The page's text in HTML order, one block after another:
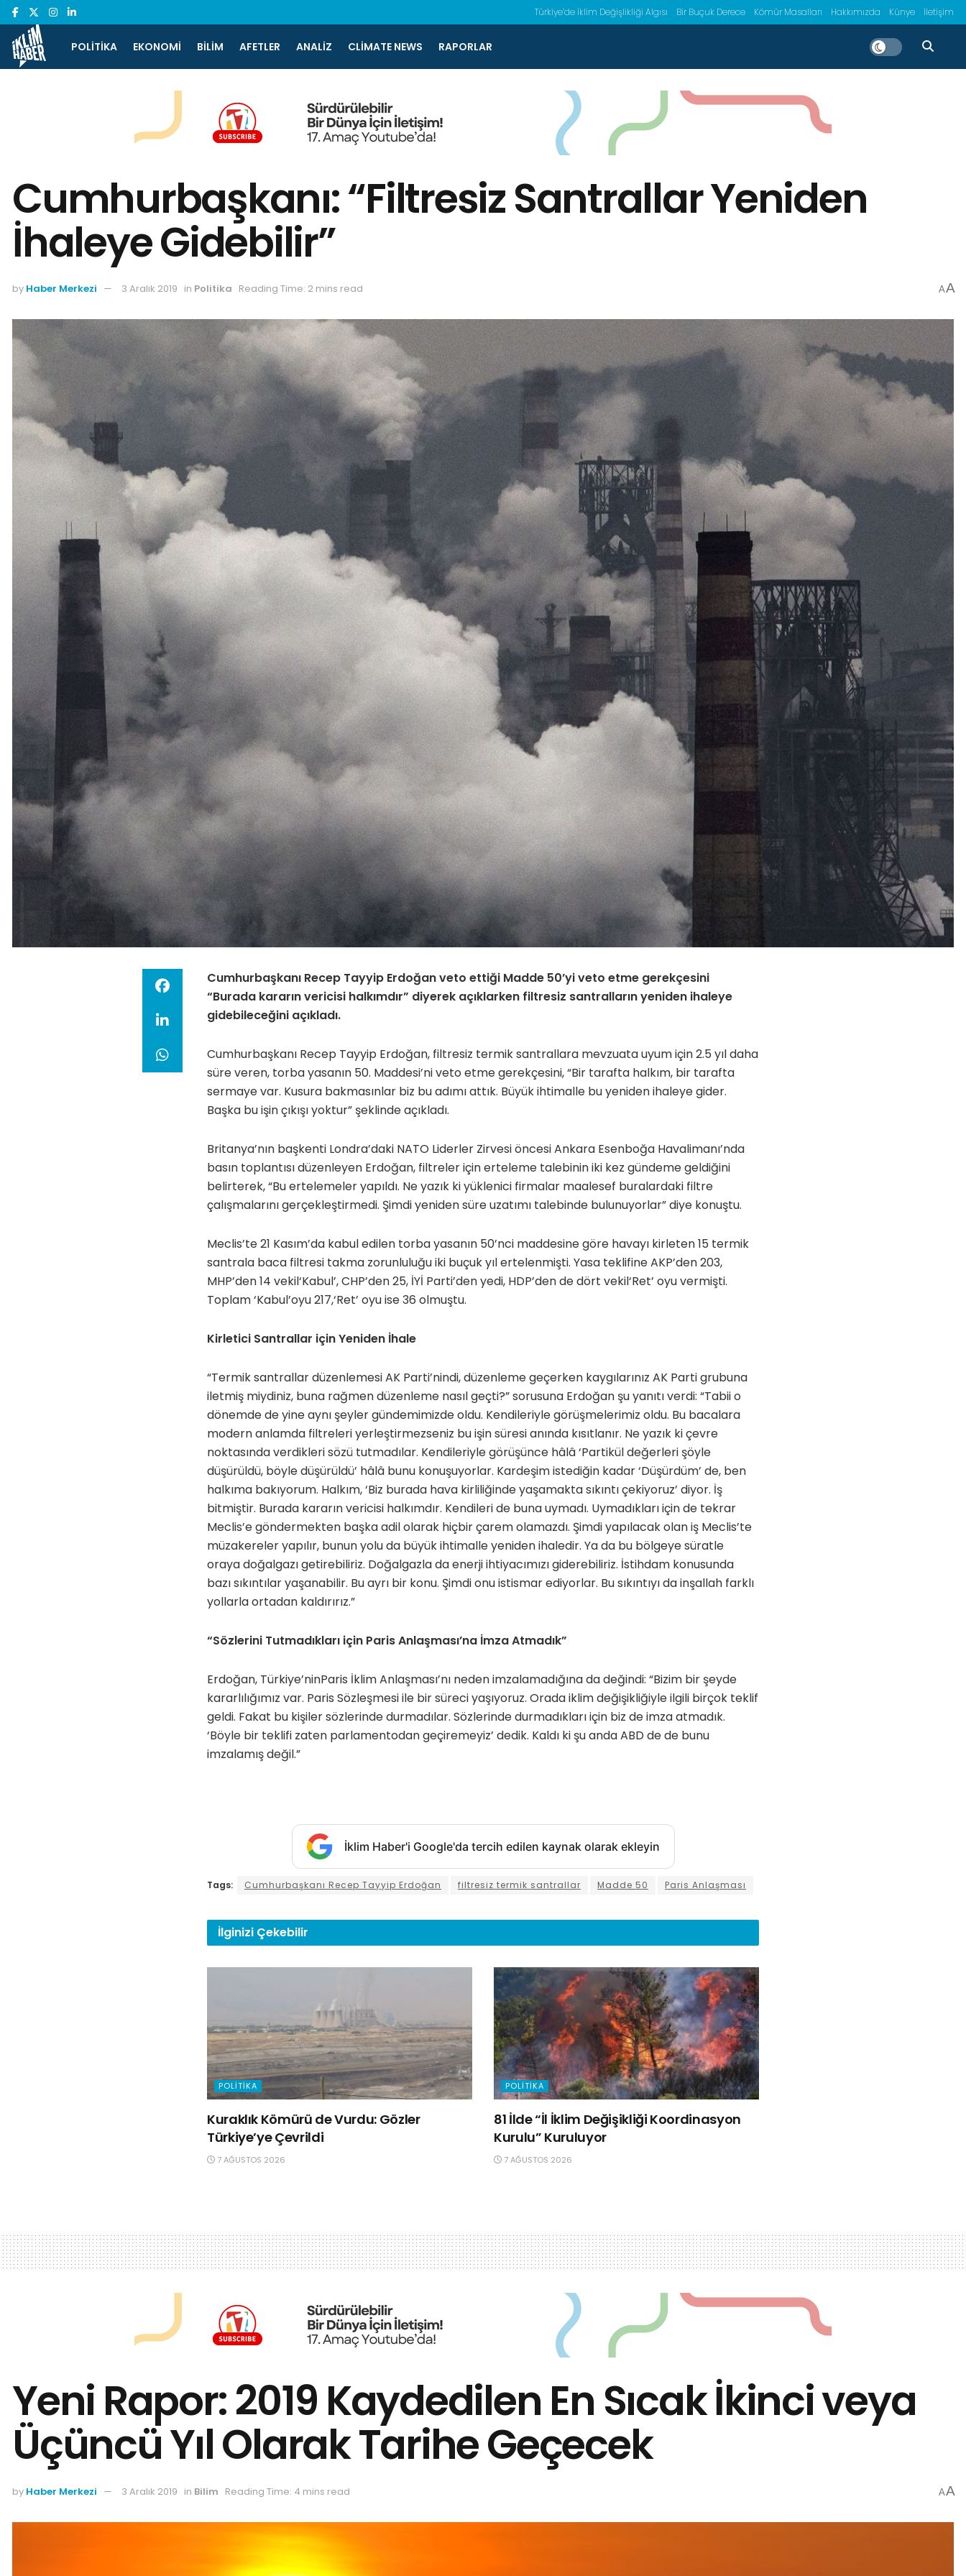
Türkiye’de İklim Değişlikliği Algısı Bir Buçuk Derece Kömür Masalları Hakkımızda Künye İletişim
POLITIKA EKONOMI BILIM AFETLER ANALIZ CLIMATE NEWS RAPORLAR
Cumhurbaşkanı: “Filtresiz Santrallar Yeniden
İhaleye Gidebilir”
by Haber Merkezi 3 Aralık 2019 in Politika Reading Time: 2 mins read AA
Cumhurbaşkanı Recep Tayyip Erdoğan veto ettiği Madde 50’yi veto etme gerekçesini
“Burada kararın vericisi halkımdır” diyerek açıklarken filtresiz santralların yeniden ihaleye
gidebileceğini açıkladı.
Cumhurbaşkanı Recep Tayyip Erdoğan, filtresiz termik santrallara mevzuata uyum için 2.5 yıl daha
süre veren, torba yasanın 50. Maddesi’ni veto etme gerekçesini, “Bir tarafta halkım, bir tarafta
sermaye var. Kusura bakmasınlar biz bu adımı attık. Büyük ihtimalle bu yeniden ihaleye gider.
Başka bu işin çıkışı yoktur” şeklinde açıkladı.
Britanya’nın başkenti Londra’daki NATO Liderler Zirvesi öncesi Ankara Esenboğa Havalimanı’nda
basın toplantısı düzenleyen Erdoğan, filtreler için erteleme talebinin iki kez gündeme geldiğini
belirterek, “Bu ertelemeler yapıldı. Ne yazık ki yüklenici firmalar maalesef buralardaki filtre
çalışmalarını gerçekleştirmedi. Şimdi yeniden süre uzatımı talebinde bulunuyorlar” diye konuştu.
Meclis’te 21 Kasım’da kabul edilen torba yasanın 50’nci maddesine göre havayı kirleten 15 termik
santrala baca filtresi takma zorunluluğu iki buçuk yıl ertelenmişti. Yasa teklifine AKP’den 203,
MHP’den 14 vekil‘Kabul’, CHP’den 25, İYİ Parti’den yedi, HDP’den de dört vekil‘Ret’ oyu vermişti.
Toplam ‘Kabul’oyu 217,‘Ret’ oyu ise 36 olmuştu.
Kirletici Santrallar için Yeniden İhale
“Termik santrallar düzenlemesi AK Parti’nindi, düzenleme geçerken kaygılarınız AK Parti grubuna
iletmiş miydiniz, buna rağmen düzenleme nasıl geçti?” sorusuna Erdoğan şu yanıtı verdi: “Tabii o
dönemde de yine aynı şeyler gündemimizde oldu. Kendileriyle görüşmelerimiz oldu. Bu bacalara
modern anlamda filtreleri yerleştirmezseniz bu işin süresi anında kısıtlanır. Ne yazık ki çevre
noktasında verdikleri sözü tutmadılar. Kendileriyle görüşünce hâlâ ‘Partikül değerleri şöyle
düşürüldü, böyle düşürüldü’ hâlâ bunu konuşuyorlar. Kardeşim istediğin kadar ‘Düşürdüm’ de, ben
halkıma bakıyorum. Halkım, ‘Biz burada hava kirliliğinde yaşamakta sıkıntı çekiyoruz’ diyor. İş
bitmiştir. Burada kararın vericisi halkımdır. Kendileri de buna uymadı. Uymadıkları için de tekrar
Meclis’e göndermekten başka adil olarak hiçbir çarem olamazdı. Şimdi yapılacak olan iş Meclis’te
müzakereler yapılır, bunun yolu da büyük ihtimalle yeniden ihaledir. Ya da bu bölgeye süratle
oraya doğalgazı getirebiliriz. Doğalgazla da enerji ihtiyacımızı giderebiliriz. İstihdam konusunda
bazı sıkıntılar yaşanabilir. Bu ayrı bir konu. Şimdi onu istismar ediyorlar. Bu sıkıntıyı da inşallah farklı
yollarla ortadan kaldırırız.”
“Sözlerini Tutmadıkları için Paris Anlaşması’na İmza Atmadık”
Erdoğan, Türkiye’ninParis İklim Anlaşması’nı neden imzalamadığına da değindi: “Bizim bir şeyde
kararlılığımız var. Paris Sözleşmesi ile bir süreci yaşıyoruz. Orada iklim değişikliğiyle ilgili birçok teklif
geldi. Fakat bu kişiler sözlerinde durmadılar. Sözlerinde durmadıkları için biz de imza atmadık.
‘Böyle bir teklifi zaten parlamentodan geçiremeyiz’ dedik. Kaldı ki şu anda ABD de de bunu
imzalamış değil.”
İklim Haber'i Google'da tercih edilen kaynak olarak ekleyin
Tags: Cumhurbaşkanı Recep Tayyip Erdoğan filtresiz termik santrallar Madde 50 Paris Anlaşması
İlginizi Çekebilir
POLITIKA
Kuraklık Kömürü de Vurdu: Gözler
Türkiye’ye Çevrildi
7 AĞUSTOS 2026
POLITIKA
81 İlde “İl İklim Değişikliği Koordinasyon
Kurulu” Kuruluyor
7 AĞUSTOS 2026
Yeni Rapor: 2019 Kaydedilen En Sıcak İkinci veya
Üçüncü Yıl Olarak Tarihe Geçecek
by Haber Merkezi 3 Aralık 2019 in Bilim Reading Time: 4 mins read AA